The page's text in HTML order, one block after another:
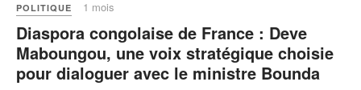
POLITIQUE 1 mois
Diaspora congolaise de France : Deve
Maboungou, une voix stratégique choisie
pour dialoguer avec le ministre Bounda